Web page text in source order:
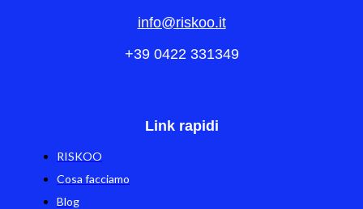
info@riskoo.it
+39 0422 331349
Link rapidi
RISKOO
Cosa facciamo
Blog